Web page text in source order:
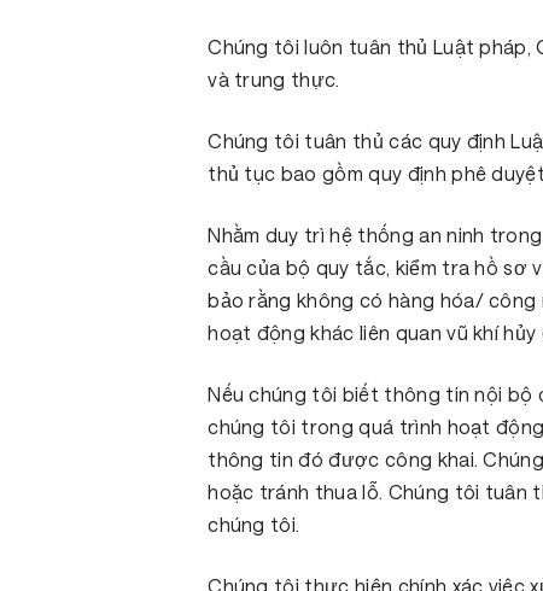
Chúng tôi luôn tuân thủ Luật pháp,
và trung thực.
Chúng tôi tuân thủ các quy định
thủ tục bao gồm quy định phê
Nhằm duy trì hệ thống an ninh
cầu của bộ quy tắc, kiểm tra hồ sơ
bảo rằng không có hàng hóa/
hoạt động khác liên quan vũ khí
Nếu chúng tôi biết thông tin nội bộ
chúng tôi trong quá trình hoạt
thông tin đó được công khai.
hoặc tránh thua lỗ. Chúng tôi tuân
chúng tôi.
Chúng tôi thực hiện chính xác việc